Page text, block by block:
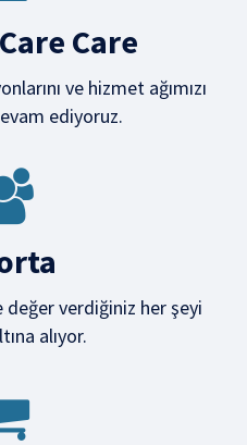
Care
ve hizmet ağımızı
ediyoruz.
değer verdiğiniz her şeyi
alıyor.